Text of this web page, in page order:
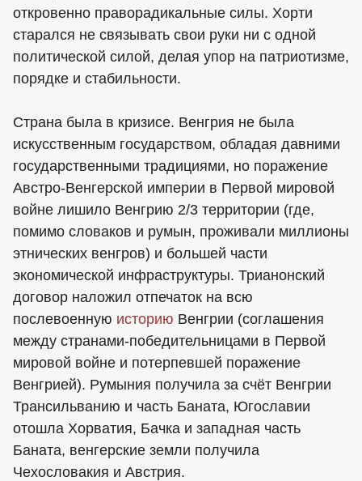
откровенно праворадикальные силы. Хорти
старался не связывать свои руки ни с одной
политической силой, делая упор на патриотизме,
порядке и стабильности.
Страна была в кризисе. Венгрия не была
искусственным государством, обладая давними
государственными традициями, но поражение
Австро-Венгерской империи в Первой мировой
войне лишило Венгрию 2/3 территории (где,
помимо словаков и румын, проживали миллионы
этнических венгров) и большей части
экономической инфраструктуры. Трианонский
договор наложил отпечаток на всю
послевоенную историю Венгрии (соглашения
между странами-победительницами в Первой
мировой войне и потерпевшей поражение
Венгрией). Румыния получила за счёт Венгрии
Трансильванию и часть Баната, Югославии
отошла Хорватия, Бачка и западная часть
Баната, венгерские земли получила
Чехословакия и Австрия.